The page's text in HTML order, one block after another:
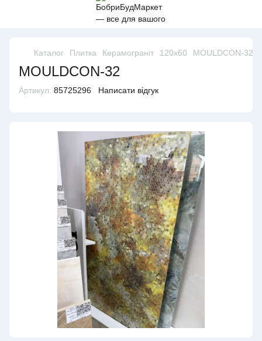
Каталог Плитка Керамограніт 120х60 MOULDCON-32
MOULDCON-32
Артикул: 85725296 Написати відгук